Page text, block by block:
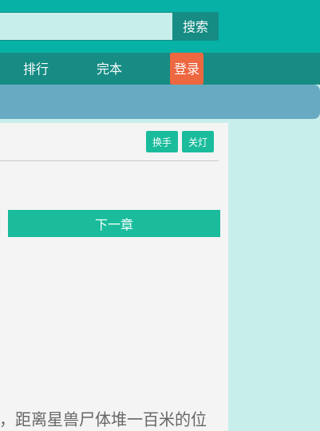
搜索
排行 完本
登录
换手 关灯
下一章
距离星兽尸体堆一百米的位